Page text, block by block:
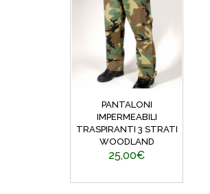
PANTALONI
IMPERMEABILI
TRASPIRANTI 3 STRATI
WOODLAND
25,00€